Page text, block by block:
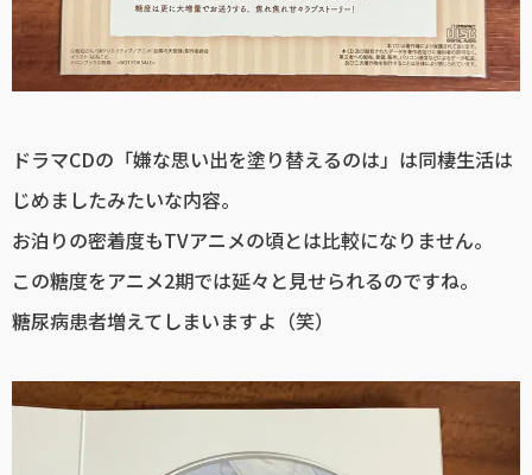
ドラマCDの「嫌な思い出を塗り替えるのは」は同棲生活は
じめましたみたいな内容。
お泊りの密着度もTVアニメの頃とは比較になりません。
この糖度をアニメ2期では延々と見せられるのですね。
糖尿病患者増えてしまいますよ（笑）